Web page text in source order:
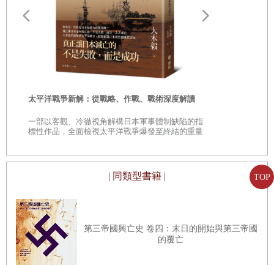
TOP
太平洋戰爭新解：從戰略、作戰、戰術深度解讀
一部以客觀、冷徹視角解構日本軍事體制缺陷的指
標性作品，全面檢視太平洋戰爭爆發至終結的重量
| 同類型書籍 |
第三帝國興亡史 卷四：末日的開始與第三帝國
的覆亡